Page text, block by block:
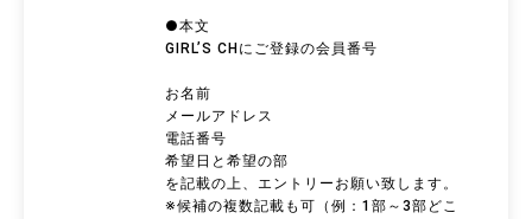
●本文
GIRL’S CHにご登録の会員番号
お名前
メールアドレス
電話番号
希望日と希望の部
を記載の上、エントリーお願い致します。
※候補の複数記載も可（例：1部～3部どこ